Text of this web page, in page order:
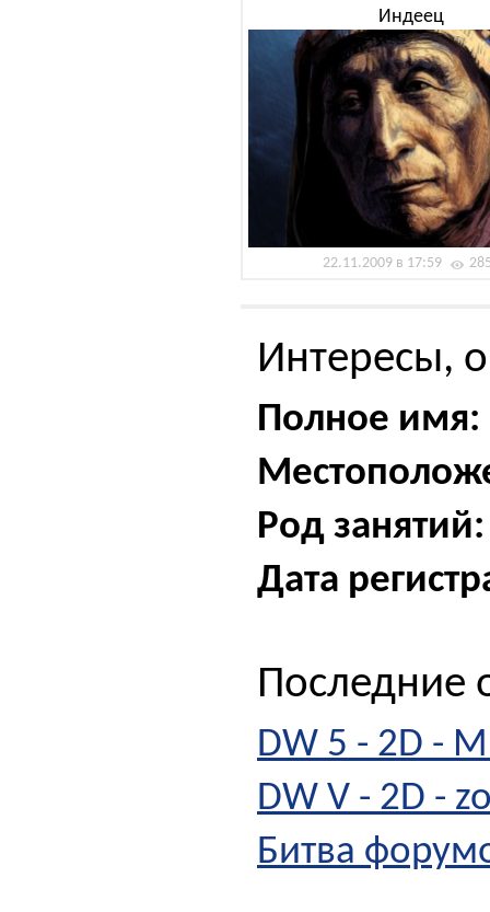
Индеец
22.11.2009 в 17:59
Интересы,
Полное имя:
Род занятий:
Дата
Последние
DW 5 - 2D -
DW V - 2D -
Битва